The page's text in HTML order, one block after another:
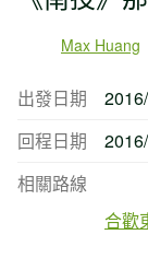
Max Huang
出發日期
回程日期
相關路線
合歡